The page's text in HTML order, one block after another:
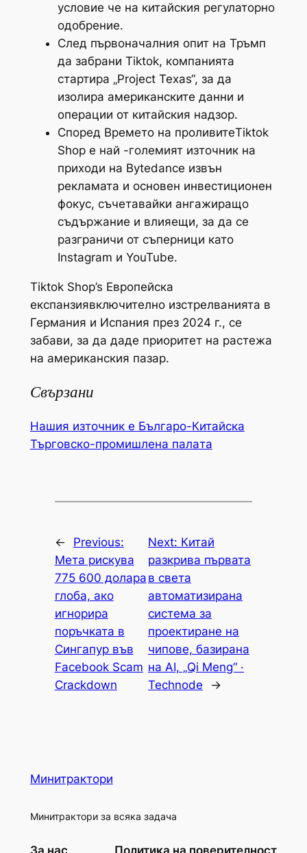
условие че на китайския регулаторно
одобрение.
След първоначалния опит на Тръмп
да забрани Tiktok, компанията
стартира „Project Texas“, за да
изолира американските данни и
операции от китайския надзор.
Според Времето на проливитеTiktok
Shop е най -големият източник на
приходи на Bytedance извън
рекламата и основен инвестиционен
фокус, съчетавайки ангажиращо
съдържание и влияещи, за да се
разграничи от съперници като
Instagram и YouTube.
Tiktok Shop’s Европейска
експанзиявключително изстрелванията в
Германия и Испания през 2024 г., се
забави, за да даде приоритет на растежа
на американския пазар.
Свързани
Нашия източник е Българо-Китайска
Търговско-промишлена палaта
←
Previous:
Мета рискува
775 600 долара
глоба, ако
игнорира
поръчката в
Сингапур във
Facebook Scam
Crackdown
Next: Китай
разкрива първата
в света
автоматизирана
система за
проектиране на
чипове, базирана
на AI, „Qi Meng“ ·
Technode
→
Минитрактори
Минитрактори за всяка задача